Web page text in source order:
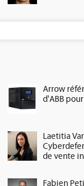
Arrow
d'ABB
Laetitia
de vente
Fabien